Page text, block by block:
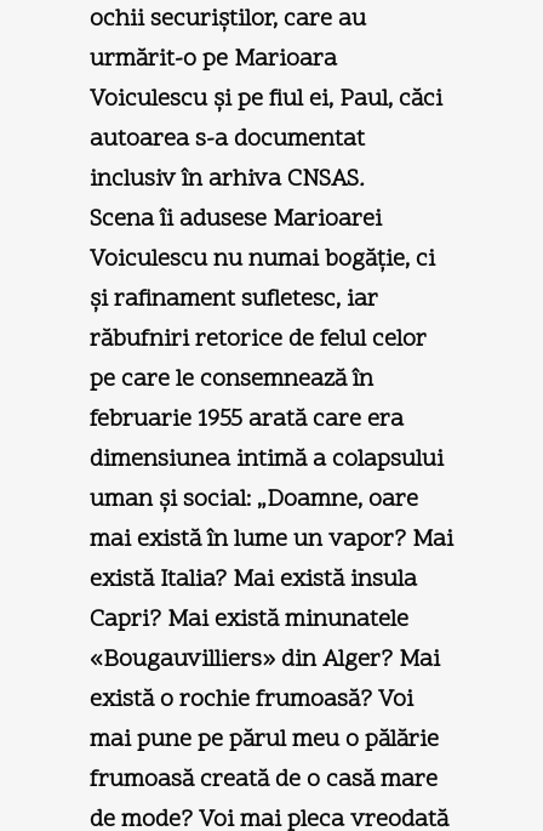
ochii securiştilor, care au
urmărit-o pe Marioara
Voiculescu şi pe fiul ei, Paul, căci
autoarea s-a documentat
inclusiv în arhiva CNSAS.
Scena îi adusese Marioarei
Voiculescu nu numai bogăţie, ci
şi rafinament sufletesc, iar
răbufniri retorice de felul celor
pe care le consemnează în
februarie 1955 arată care era
dimensiunea intimă a colapsului
uman şi social: „Doamne, oare
mai există în lume un vapor? Mai
există Italia? Mai există insula
Capri? Mai există minunatele
«Bougauvilliers» din Alger? Mai
există o rochie frumoasă? Voi
mai pune pe părul meu o pălărie
frumoasă creată de o casă mare
de mode? Voi mai pleca vreodată